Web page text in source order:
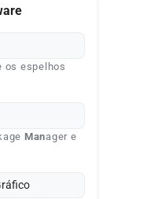
os espelhos
Manager e